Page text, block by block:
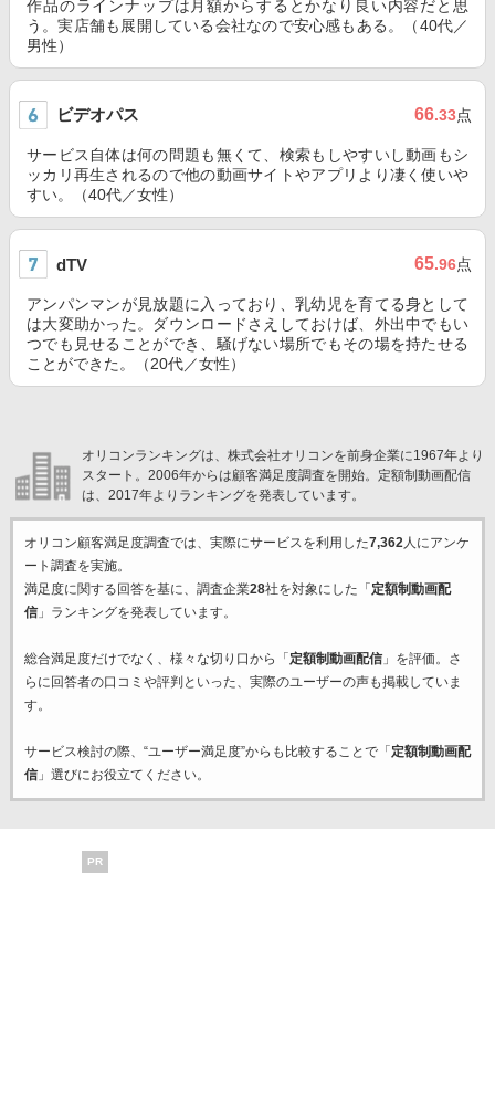
作品のラインナップは月額からするとかなり良い内容だと思
う。実店舗も展開している会社なので安心感もある。（40代／
男性）
ビデオパス 66.33点
サービス自体は何の問題も無くて、検索もしやすいし動画もシ
ッカリ再生されるので他の動画サイトやアプリより凄く使いや
すい。（40代／女性）
dTV 65.96点
アンパンマンが見放題に入っており、乳幼児を育てる身として
は大変助かった。ダウンロードさえしておけば、外出中でもい
つでも見せることができ、騒げない場所でもその場を持たせる
ことができた。（20代／女性）
オリコンランキングは、株式会社オリコンを前身企業に1967年より
スタート。2006年からは顧客満足度調査を開始。定額制動画配信
は、2017年よりランキングを発表しています。
オリコン顧客満足度調査では、実際にサービスを利用した7,362人にアンケ
ート調査を実施。
満足度に関する回答を基に、調査企業28社を対象にした「 定額制動画配
信」ランキングを発表しています。
総合満足度だけでなく、様々な切り口から「 定額制動画配信」を評価。さ
らに回答者の口コミや評判といった、実際のユーザーの声も掲載していま
す。
サービス検討の際、“ユーザー満足度”からも比較することで「 定額制動画配
信」選びにお役立てください。
PR